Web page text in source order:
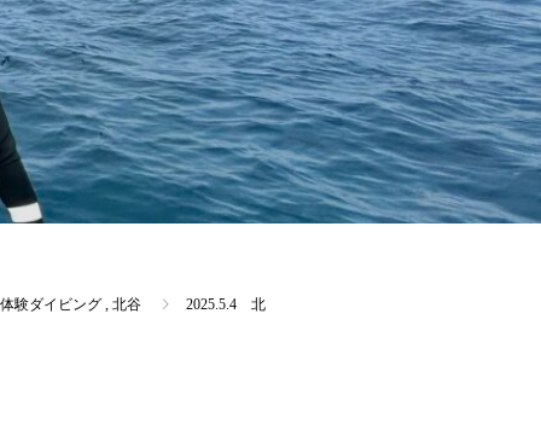
体験ダイビング 北谷 2025.5.4 北